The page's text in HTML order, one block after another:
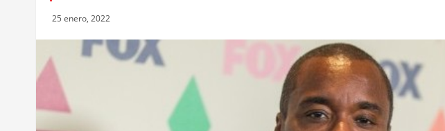
25 enero, 2022